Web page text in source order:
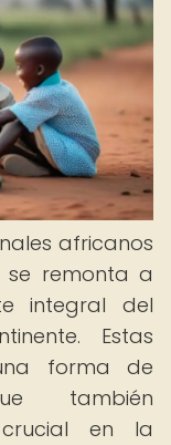
africanos
se remonta a
integral del
Estas
forma de
también
en la